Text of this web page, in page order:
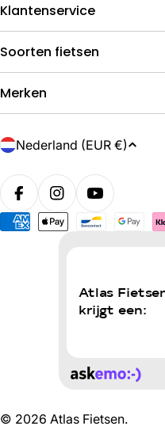
Klantenservice
Soorten fietsen
Merken
L
n
d
/
Nederland (EUR €)
Betaalmethoden
© 2026 Atlas Fietsen.